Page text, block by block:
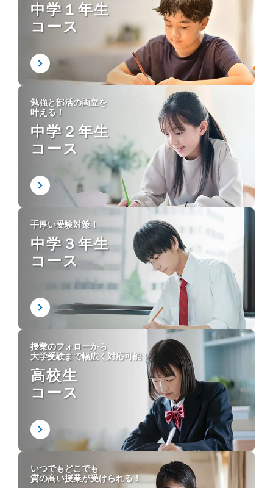
中学１年生
コース
勉強と部活の両立を
叶える！
中学２年生
コース
手厚い受験対策！
中学３年生
コース
授業のフォローから
大学受験まで幅広く対応可能！
高校生
コース
いつでもどこでも
質の高い授業が受けられる！